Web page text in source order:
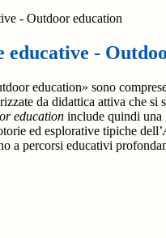
- Outdoor education
educative -
education» sono
da didattica attiva che si
education include quindi una
ed esplorative tipiche dell’
a percorsi educativi